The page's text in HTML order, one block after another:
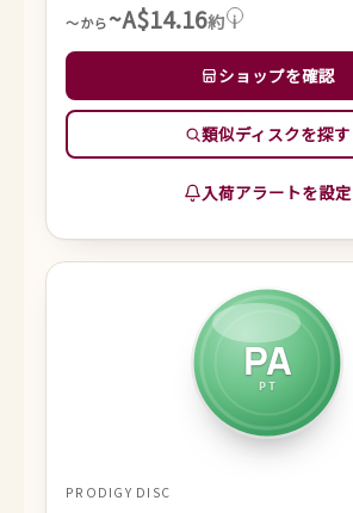
～から~A$14.16約 i
ショップを確認
類似ディスクを探す
入荷アラートを設定
PA
PT
PRODIGY DISC